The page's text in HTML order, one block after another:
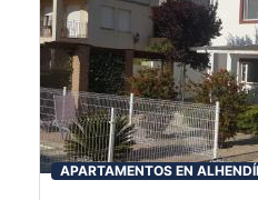
APARTAMENTOS EN